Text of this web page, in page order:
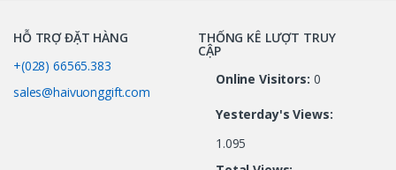
HỖ TRỢ ĐẶT HÀNG
+(028) 66565.383
sales@haivuonggift.com
THỐNG KÊ LƯỢT TRUY
CẬP
Online Visitors: 0
Yesterday's Views:
1.095